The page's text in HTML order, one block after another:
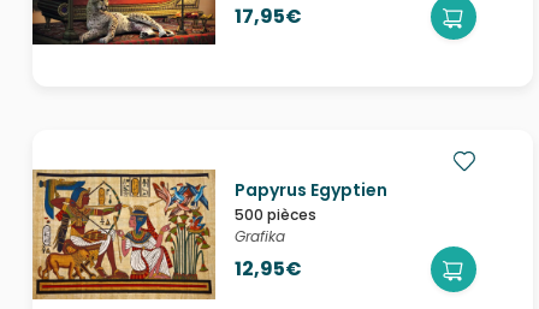
17,95€
Papyrus Egyptien
500 pièces
Grafika
12,95€